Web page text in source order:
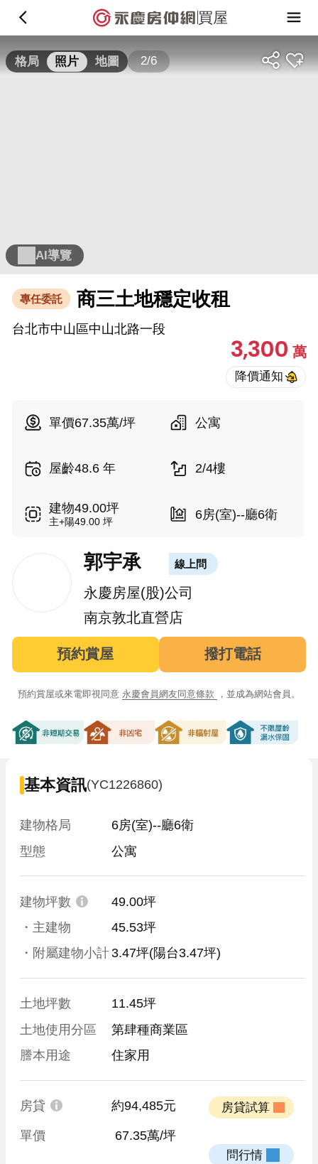
買屋
格局 照片 地圖 2/6
AI導覽
專任委託 商三土地穩定收租
台北市中山區中山北路一段
3,300萬
單價67.35萬/坪 公寓
屋齡48.6 年 2/4樓
建物49.00坪
主+陽49.00 坪 6房(室)--廳6衛
郭宇承 線上問
永慶房屋(股)公司
南京敦北直營店
預約賞屋 撥打電話
預約賞屋或來電即視同意 永慶會員網友同意條款 ，並成為網站會員。
基本資訊(YC1226860)
建物格局
6房(室)--廳6衛
型態
公寓
建物坪數
49.00坪
・主建物
45.53坪
・附屬建物小計 3.47坪(陽台3.47坪)
土地坪數
11.45坪
土地使用分區
第肆種商業區
謄本用途
住家用
房貸 約94,485元
單價 67.35萬/坪